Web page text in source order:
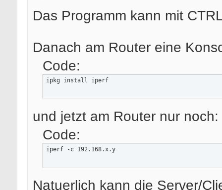
Das Programm kann mit
Danach am Router eine
Code:
ipkg install iperf
und jetzt am Router nur noch:
Code:
iperf -c 192.168.x.y
Natuerlich kann die Server/